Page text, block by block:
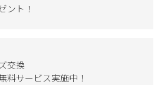
ント！
交換
料サービス実施中！